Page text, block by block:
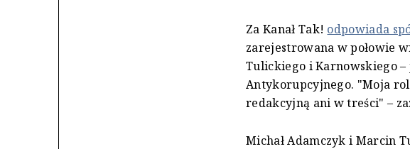
Za Kanał Tak! odpowiada
zarejestrowana w połowie
Tulickiego i Karnowskiego
Antykorupcyjnego. "Moja
redakcyjną ani w treści" –
Michał Adamczyk i Marcin